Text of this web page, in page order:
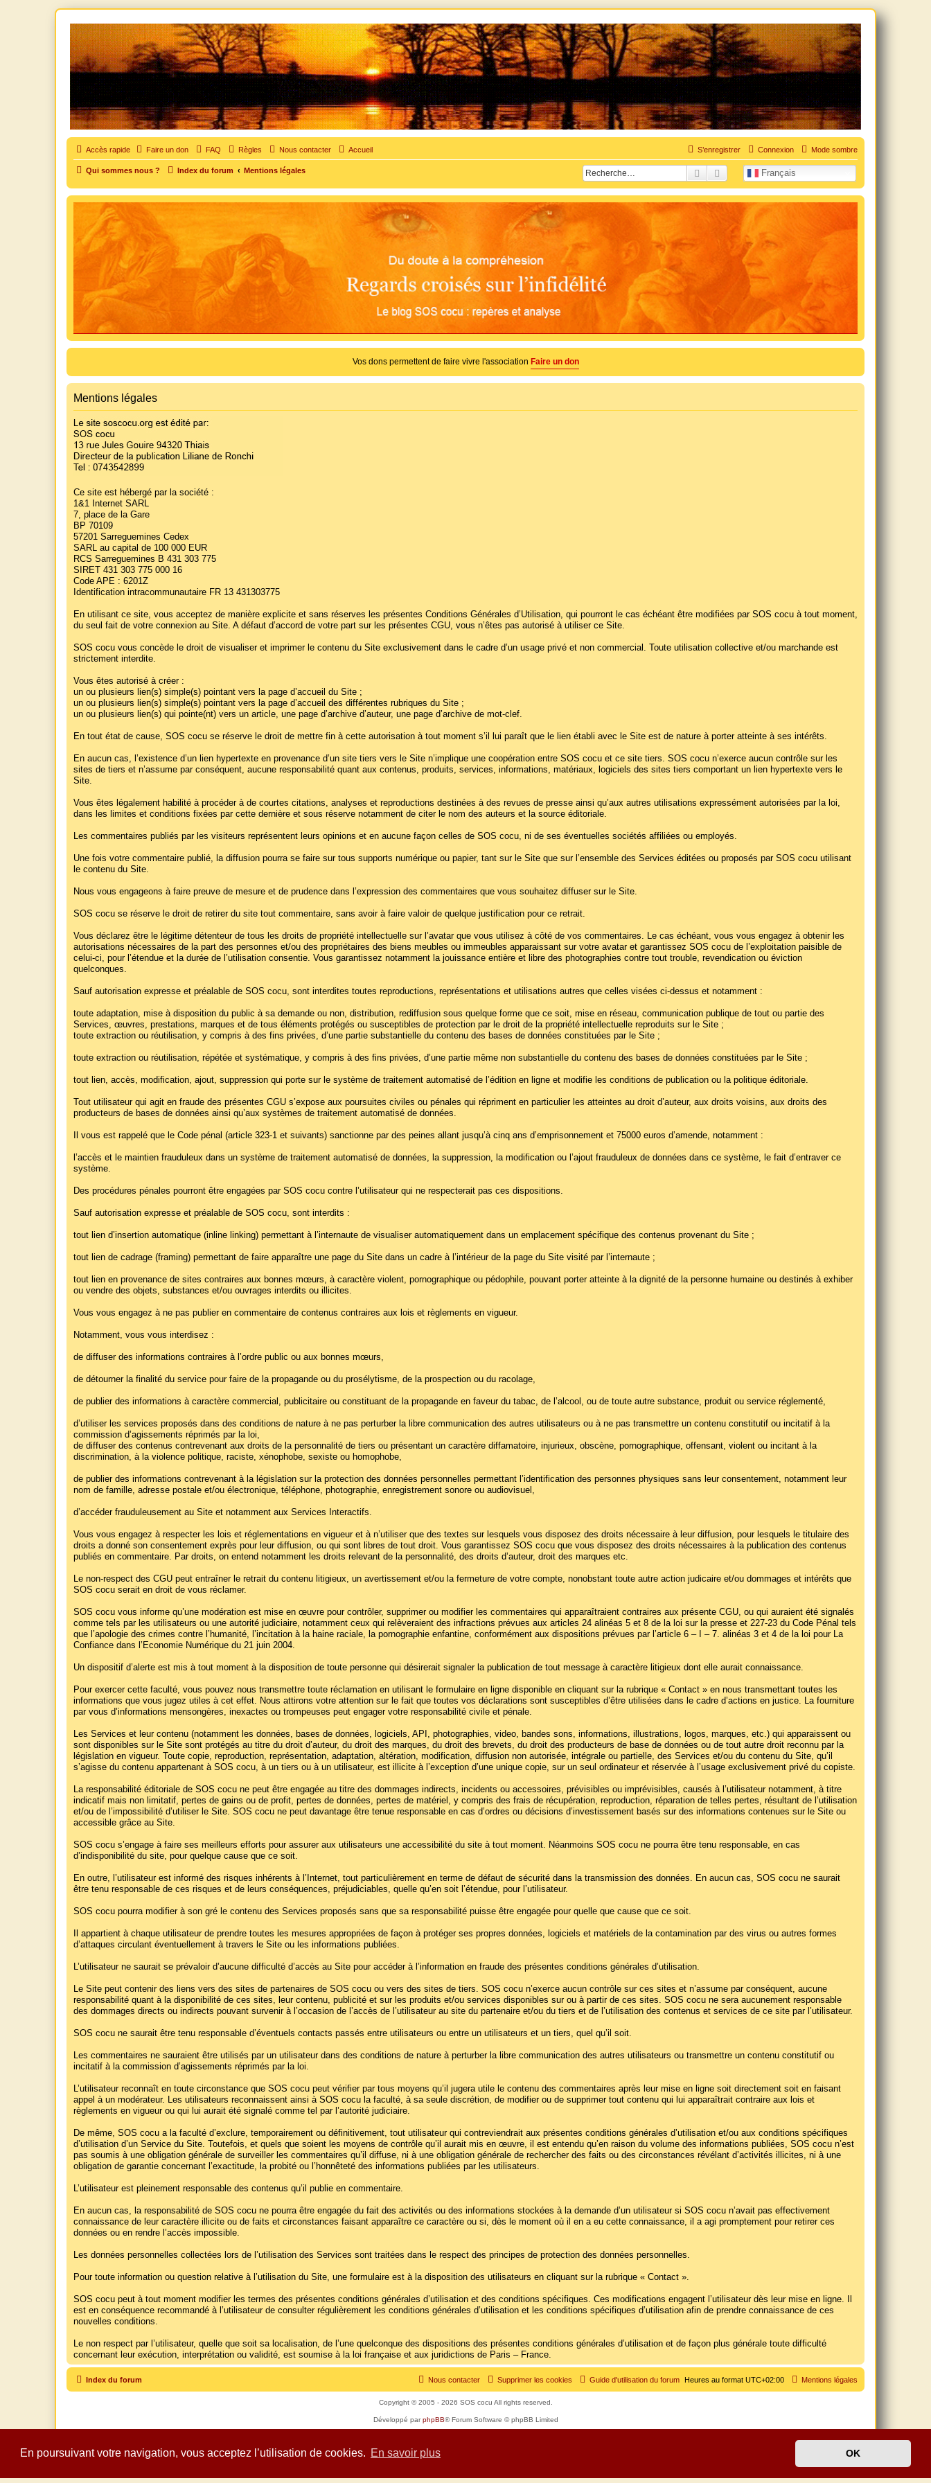
En poursuivant votre navigation, vous acceptez l’utilisation de cookies. En savoir plus OK
SOS cocu
SOS cocu est une association loi 1901 dont l'objet est le soutien aux victimes d'adultère. Pouvoir parler, se confier, recevoir un soutien moral pour traverser une situation personnelle douloureuse
Accès rapide Mode sombre
Faire un don FAQ Règles Nous contacter Accueil Connexion
S’enregistrer
Qui sommes nous ? Index du forum Mentions légales Français
RechercherRecherche avancée
Vos dons permettent de faire vivre l'association Faire un don
Mentions légales
Ce site est hébergé par la société :
1&1 Internet SARL
7, place de la Gare
BP 70109
57201 Sarreguemines Cedex
SARL au capital de 100 000 EUR
RCS Sarreguemines B 431 303 775
SIRET 431 303 775 000 16
Code APE : 6201Z
Identification intracommunautaire FR 13 431303775
En utilisant ce site, vous acceptez de manière explicite et sans réserves les présentes Conditions Générales d’Utilisation, qui pourront le cas échéant être modifiées par SOS cocu à tout moment,
du seul fait de votre connexion au Site. A défaut d’accord de votre part sur les présentes CGU, vous n’êtes pas autorisé à utiliser ce Site.
SOS cocu vous concède le droit de visualiser et imprimer le contenu du Site exclusivement dans le cadre d’un usage privé et non commercial. Toute utilisation collective et/ou marchande est
strictement interdite.
Vous êtes autorisé à créer :
un ou plusieurs lien(s) simple(s) pointant vers la page d’accueil du Site ;
un ou plusieurs lien(s) simple(s) pointant vers la page d’accueil des différentes rubriques du Site ;
un ou plusieurs lien(s) qui pointe(nt) vers un article, une page d’archive d’auteur, une page d’archive de mot-clef.
En tout état de cause, SOS cocu se réserve le droit de mettre fin à cette autorisation à tout moment s’il lui paraît que le lien établi avec le Site est de nature à porter atteinte à ses intérêts.
En aucun cas, l’existence d’un lien hypertexte en provenance d’un site tiers vers le Site n’implique une coopération entre SOS cocu et ce site tiers. SOS cocu n’exerce aucun contrôle sur les
sites de tiers et n’assume par conséquent, aucune responsabilité quant aux contenus, produits, services, informations, matériaux, logiciels des sites tiers comportant un lien hypertexte vers le
Site.
Vous êtes légalement habilité à procéder à de courtes citations, analyses et reproductions destinées à des revues de presse ainsi qu’aux autres utilisations expressément autorisées par la loi,
dans les limites et conditions fixées par cette dernière et sous réserve notamment de citer le nom des auteurs et la source éditoriale.
Les commentaires publiés par les visiteurs représentent leurs opinions et en aucune façon celles de SOS cocu, ni de ses éventuelles sociétés affiliées ou employés.
Une fois votre commentaire publié, la diffusion pourra se faire sur tous supports numérique ou papier, tant sur le Site que sur l’ensemble des Services éditées ou proposés par SOS cocu utilisant
le contenu du Site.
Nous vous engageons à faire preuve de mesure et de prudence dans l’expression des commentaires que vous souhaitez diffuser sur le Site.
SOS cocu se réserve le droit de retirer du site tout commentaire, sans avoir à faire valoir de quelque justification pour ce retrait.
Vous déclarez être le légitime détenteur de tous les droits de propriété intellectuelle sur l’avatar que vous utilisez à côté de vos commentaires. Le cas échéant, vous vous engagez à obtenir les
autorisations nécessaires de la part des personnes et/ou des propriétaires des biens meubles ou immeubles apparaissant sur votre avatar et garantissez SOS cocu de l’exploitation paisible de
celui-ci, pour l’étendue et la durée de l’utilisation consentie. Vous garantissez notamment la jouissance entière et libre des photographies contre tout trouble, revendication ou éviction
quelconques.
Sauf autorisation expresse et préalable de SOS cocu, sont interdites toutes reproductions, représentations et utilisations autres que celles visées ci-dessus et notamment :
toute adaptation, mise à disposition du public à sa demande ou non, distribution, rediffusion sous quelque forme que ce soit, mise en réseau, communication publique de tout ou partie des
Services, œuvres, prestations, marques et de tous éléments protégés ou susceptibles de protection par le droit de la propriété intellectuelle reproduits sur le Site ;
toute extraction ou réutilisation, y compris à des fins privées, d’une partie substantielle du contenu des bases de données constituées par le Site ;
toute extraction ou réutilisation, répétée et systématique, y compris à des fins privées, d’une partie même non substantielle du contenu des bases de données constituées par le Site ;
tout lien, accès, modification, ajout, suppression qui porte sur le système de traitement automatisé de l’édition en ligne et modifie les conditions de publication ou la politique éditoriale.
Tout utilisateur qui agit en fraude des présentes CGU s’expose aux poursuites civiles ou pénales qui répriment en particulier les atteintes au droit d’auteur, aux droits voisins, aux droits des
producteurs de bases de données ainsi qu’aux systèmes de traitement automatisé de données.
Il vous est rappelé que le Code pénal (article 323-1 et suivants) sanctionne par des peines allant jusqu’à cinq ans d’emprisonnement et 75000 euros d’amende, notamment :
l’accès et le maintien frauduleux dans un système de traitement automatisé de données, la suppression, la modification ou l’ajout frauduleux de données dans ce système, le fait d’entraver ce
système.
Des procédures pénales pourront être engagées par SOS cocu contre l’utilisateur qui ne respecterait pas ces dispositions.
Sauf autorisation expresse et préalable de SOS cocu, sont interdits :
tout lien d’insertion automatique (inline linking) permettant à l’internaute de visualiser automatiquement dans un emplacement spécifique des contenus provenant du Site ;
tout lien de cadrage (framing) permettant de faire apparaître une page du Site dans un cadre à l’intérieur de la page du Site visité par l’internaute ;
tout lien en provenance de sites contraires aux bonnes mœurs, à caractère violent, pornographique ou pédophile, pouvant porter atteinte à la dignité de la personne humaine ou destinés à exhiber
ou vendre des objets, substances et/ou ouvrages interdits ou illicites.
Vous vous engagez à ne pas publier en commentaire de contenus contraires aux lois et règlements en vigueur.
Notamment, vous vous interdisez :
de diffuser des informations contraires à l’ordre public ou aux bonnes mœurs,
de détourner la finalité du service pour faire de la propagande ou du prosélytisme, de la prospection ou du racolage,
de publier des informations à caractère commercial, publicitaire ou constituant de la propagande en faveur du tabac, de l’alcool, ou de toute autre substance, produit ou service réglementé,
d’utiliser les services proposés dans des conditions de nature à ne pas perturber la libre communication des autres utilisateurs ou à ne pas transmettre un contenu constitutif ou incitatif à la
commission d’agissements réprimés par la loi,
de diffuser des contenus contrevenant aux droits de la personnalité de tiers ou présentant un caractère diffamatoire, injurieux, obscène, pornographique, offensant, violent ou incitant à la
discrimination, à la violence politique, raciste, xénophobe, sexiste ou homophobe,
de publier des informations contrevenant à la législation sur la protection des données personnelles permettant l’identification des personnes physiques sans leur consentement, notamment leur
nom de famille, adresse postale et/ou électronique, téléphone, photographie, enregistrement sonore ou audiovisuel,
d’accéder frauduleusement au Site et notamment aux Services Interactifs.
Vous vous engagez à respecter les lois et réglementations en vigueur et à n’utiliser que des textes sur lesquels vous disposez des droits nécessaire à leur diffusion, pour lesquels le titulaire des
droits a donné son consentement exprès pour leur diffusion, ou qui sont libres de tout droit. Vous garantissez SOS cocu que vous disposez des droits nécessaires à la publication des contenus
publiés en commentaire. Par droits, on entend notamment les droits relevant de la personnalité, des droits d’auteur, droit des marques etc.
Le non-respect des CGU peut entraîner le retrait du contenu litigieux, un avertissement et/ou la fermeture de votre compte, nonobstant toute autre action judicaire et/ou dommages et intérêts que
SOS cocu serait en droit de vous réclamer.
SOS cocu vous informe qu’une modération est mise en œuvre pour contrôler, supprimer ou modifier les commentaires qui apparaîtraient contraires aux présente CGU, ou qui auraient été signalés
comme tels par les utilisateurs ou une autorité judiciaire, notamment ceux qui relèveraient des infractions prévues aux articles 24 alinéas 5 et 8 de la loi sur la presse et 227-23 du Code Pénal tels
que l’apologie des crimes contre l’humanité, l’incitation à la haine raciale, la pornographie enfantine, conformément aux dispositions prévues par l’article 6 – I – 7. alinéas 3 et 4 de la loi pour La
Confiance dans l’Economie Numérique du 21 juin 2004.
Un dispositif d’alerte est mis à tout moment à la disposition de toute personne qui désirerait signaler la publication de tout message à caractère litigieux dont elle aurait connaissance.
Pour exercer cette faculté, vous pouvez nous transmettre toute réclamation en utilisant le formulaire en ligne disponible en cliquant sur la rubrique « Contact » en nous transmettant toutes les
informations que vous jugez utiles à cet effet. Nous attirons votre attention sur le fait que toutes vos déclarations sont susceptibles d’être utilisées dans le cadre d’actions en justice. La fourniture
par vous d’informations mensongères, inexactes ou trompeuses peut engager votre responsabilité civile et pénale.
Les Services et leur contenu (notamment les données, bases de données, logiciels, API, photographies, video, bandes sons, informations, illustrations, logos, marques, etc.) qui apparaissent ou
sont disponibles sur le Site sont protégés au titre du droit d’auteur, du droit des marques, du droit des brevets, du droit des producteurs de base de données ou de tout autre droit reconnu par la
législation en vigueur. Toute copie, reproduction, représentation, adaptation, altération, modification, diffusion non autorisée, intégrale ou partielle, des Services et/ou du contenu du Site, qu’il
s’agisse du contenu appartenant à SOS cocu, à un tiers ou à un utilisateur, est illicite à l’exception d’une unique copie, sur un seul ordinateur et réservée à l’usage exclusivement privé du copiste.
La responsabilité éditoriale de SOS cocu ne peut être engagée au titre des dommages indirects, incidents ou accessoires, prévisibles ou imprévisibles, causés à l’utilisateur notamment, à titre
indicatif mais non limitatif, pertes de gains ou de profit, pertes de données, pertes de matériel, y compris des frais de récupération, reproduction, réparation de telles pertes, résultant de l’utilisation
et/ou de l’impossibilité d’utiliser le Site. SOS cocu ne peut davantage être tenue responsable en cas d’ordres ou décisions d’investissement basés sur des informations contenues sur le Site ou
accessible grâce au Site.
SOS cocu s’engage à faire ses meilleurs efforts pour assurer aux utilisateurs une accessibilité du site à tout moment. Néanmoins SOS cocu ne pourra être tenu responsable, en cas
d’indisponibilité du site, pour quelque cause que ce soit.
En outre, l’utilisateur est informé des risques inhérents à l’Internet, tout particulièrement en terme de défaut de sécurité dans la transmission des données. En aucun cas, SOS cocu ne saurait
être tenu responsable de ces risques et de leurs conséquences, préjudiciables, quelle qu’en soit l’étendue, pour l’utilisateur.
SOS cocu pourra modifier à son gré le contenu des Services proposés sans que sa responsabilité puisse être engagée pour quelle que cause que ce soit.
Il appartient à chaque utilisateur de prendre toutes les mesures appropriées de façon à protéger ses propres données, logiciels et matériels de la contamination par des virus ou autres formes
d’attaques circulant éventuellement à travers le Site ou les informations publiées.
L’utilisateur ne saurait se prévaloir d’aucune difficulté d’accès au Site pour accéder à l’information en fraude des présentes conditions générales d’utilisation.
Le Site peut contenir des liens vers des sites de partenaires de SOS cocu ou vers des sites de tiers. SOS cocu n’exerce aucun contrôle sur ces sites et n’assume par conséquent, aucune
responsabilité quant à la disponibilité de ces sites, leur contenu, publicité et sur les produits et/ou services disponibles sur ou à partir de ces sites. SOS cocu ne sera aucunement responsable
des dommages directs ou indirects pouvant survenir à l’occasion de l’accès de l’utilisateur au site du partenaire et/ou du tiers et de l’utilisation des contenus et services de ce site par l’utilisateur.
SOS cocu ne saurait être tenu responsable d’éventuels contacts passés entre utilisateurs ou entre un utilisateurs et un tiers, quel qu’il soit.
Les commentaires ne sauraient être utilisés par un utilisateur dans des conditions de nature à perturber la libre communication des autres utilisateurs ou transmettre un contenu constitutif ou
incitatif à la commission d’agissements réprimés par la loi.
L’utilisateur reconnaît en toute circonstance que SOS cocu peut vérifier par tous moyens qu’il jugera utile le contenu des commentaires après leur mise en ligne soit directement soit en faisant
appel à un modérateur. Les utilisateurs reconnaissent ainsi à SOS cocu la faculté, à sa seule discrétion, de modifier ou de supprimer tout contenu qui lui apparaîtrait contraire aux lois et
règlements en vigueur ou qui lui aurait été signalé comme tel par l’autorité judiciaire.
De même, SOS cocu a la faculté d’exclure, temporairement ou définitivement, tout utilisateur qui contreviendrait aux présentes conditions générales d’utilisation et/ou aux conditions spécifiques
d’utilisation d’un Service du Site. Toutefois, et quels que soient les moyens de contrôle qu’il aurait mis en œuvre, il est entendu qu’en raison du volume des informations publiées, SOS cocu n’est
pas soumis à une obligation générale de surveiller les commentaires qu’il diffuse, ni à une obligation générale de rechercher des faits ou des circonstances révélant d’activités illicites, ni à une
obligation de garantie concernant l’exactitude, la probité ou l’honnêteté des informations publiées par les utilisateurs.
L’utilisateur est pleinement responsable des contenus qu’il publie en commentaire.
En aucun cas, la responsabilité de SOS cocu ne pourra être engagée du fait des activités ou des informations stockées à la demande d’un utilisateur si SOS cocu n’avait pas effectivement
connaissance de leur caractère illicite ou de faits et circonstances faisant apparaître ce caractère ou si, dès le moment où il en a eu cette connaissance, il a agi promptement pour retirer ces
données ou en rendre l’accès impossible.
Les données personnelles collectées lors de l’utilisation des Services sont traitées dans le respect des principes de protection des données personnelles.
Pour toute information ou question relative à l’utilisation du Site, une formulaire est à la disposition des utilisateurs en cliquant sur la rubrique « Contact ».
SOS cocu peut à tout moment modifier les termes des présentes conditions générales d’utilisation et des conditions spécifiques. Ces modifications engagent l’utilisateur dès leur mise en ligne. Il
est en conséquence recommandé à l’utilisateur de consulter régulièrement les conditions générales d’utilisation et les conditions spécifiques d’utilisation afin de prendre connaissance de ces
nouvelles conditions.
Le non respect par l’utilisateur, quelle que soit sa localisation, de l’une quelconque des dispositions des présentes conditions générales d’utilisation et de façon plus générale toute difficulté
concernant leur exécution, interprétation ou validité, est soumise à la loi française et aux juridictions de Paris – France.
Index du forum Mentions légales
Heures au format UTC+02:00
Guide d'utilisation du forum
Supprimer les cookies
Nous contacter
Copyright © 2005 - 2026 SOS cocu All rights reserved.
Développé parphpBB® Forum Software © phpBB Limited